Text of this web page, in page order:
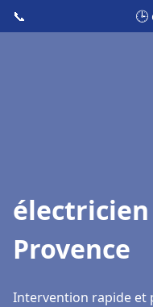
📞 🕒
Provence
Intervention rapide et